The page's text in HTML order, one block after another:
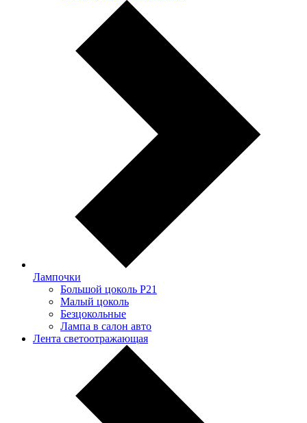
Лампочки
Большой цоколь P21
Малый цоколь
Безцокольные
Лампа в салон авто
Лента светоотражающая